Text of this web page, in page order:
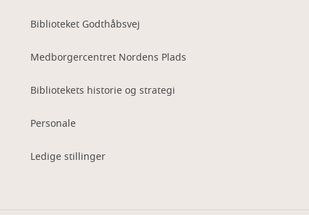
Biblioteket Godthåbsvej
Medborgercentret Nordens Plads
Bibliotekets historie og strategi
Personale
Ledige stillinger